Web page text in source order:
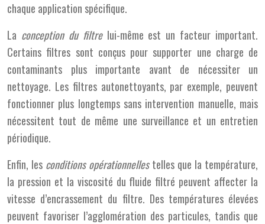
chaque application spécifique.
La conception du filtre lui-même est un facteur important.
Certains filtres sont conçus pour supporter une charge de
contaminants plus importante avant de nécessiter un
nettoyage. Les filtres autonettoyants, par exemple, peuvent
fonctionner plus longtemps sans intervention manuelle, mais
nécessitent tout de même une surveillance et un entretien
périodique.
Enfin, les conditions opérationnellestelles que la température,
la pression et la viscosité du fluide filtré peuvent affecter la
vitesse d’encrassement du filtre. Des températures élevées
peuvent favoriser l’agglomération des particules, tandis que